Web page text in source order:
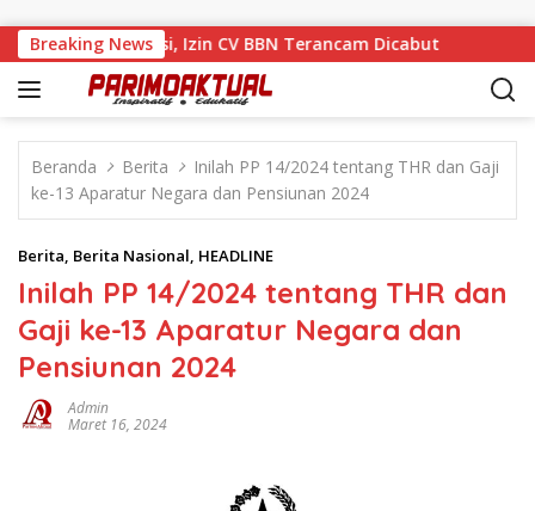
Breaking News
Sanksi, Izin CV BBN Terancam Dicabut
Beranda Berita
Inilah PP 14/2024 tentang THR dan Gaji
ke-13 Aparatur Negara dan Pensiunan 2024
Berita, Berita Nasional, HEADLINE
Inilah PP 14/2024 tentang THR dan
Gaji ke-13 Aparatur Negara dan
Pensiunan 2024
Admin
Maret 16, 2024